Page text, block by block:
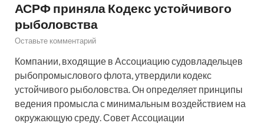
АСРФ приняла Кодекс устойчивого
рыболовства
Оставьте комментарий
Компании, входящие в Ассоциацию судовладельцев
рыбопромыслового флота, утвердили кодекс
устойчивого рыболовства. Он определяет принципы
ведения промысла с минимальным воздействием на
окружающую среду. Совет Ассоциации